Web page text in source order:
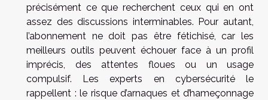
précisément ce que recherchent ceux qui en ont
assez des discussions interminables. Pour autant,
l’abonnement ne doit pas être fétichisé, car les
meilleurs outils peuvent échouer face à un profil
imprécis, des attentes floues ou un usage
compulsif. Les experts en cybersécurité le
rappellent : le risque d’arnaques et d’hameçonnage